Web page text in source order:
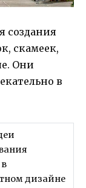
создания
скамеек,
Они
в